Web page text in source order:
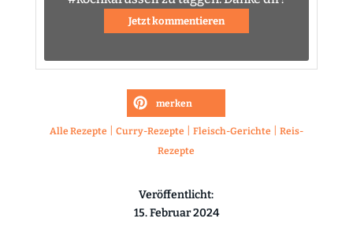
Jetzt kommentieren
merken
Alle Rezepte Curry-Rezepte Fleisch-Gerichte
Reis-
Rezepte
Veröffentlicht:
15. Februar 2024